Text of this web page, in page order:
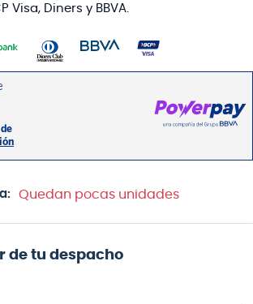
Visa, Diners y BBVA.
Quedan pocas unidades
de tu despacho